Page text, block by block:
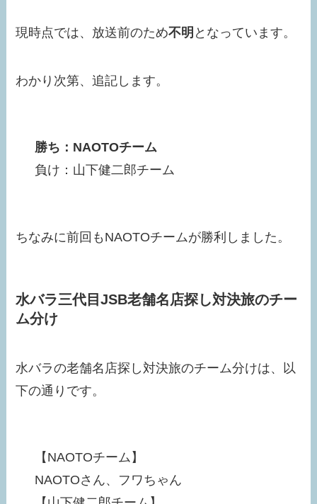
現時点では、放送前のため不明 となっています。
わかり次第、追記します。
勝ち：NAOTOチーム
負け：山下健二郎チーム
ちなみに前回もNAOTOチームが勝利しました。
水バラ三代目JSB老舗名店探し対決旅のチー
ム分け
水バラの老舗名店探し対決旅のチーム分けは、以
下の通りです。
【NAOTOチーム】
NAOTOさん、フワちゃん